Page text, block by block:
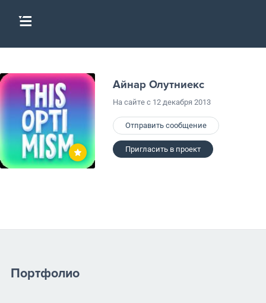
Айнар Олутниекс
На сайте с 12 декабря 2013
Отправить сообщение
Пригласить в проект
Портфолио